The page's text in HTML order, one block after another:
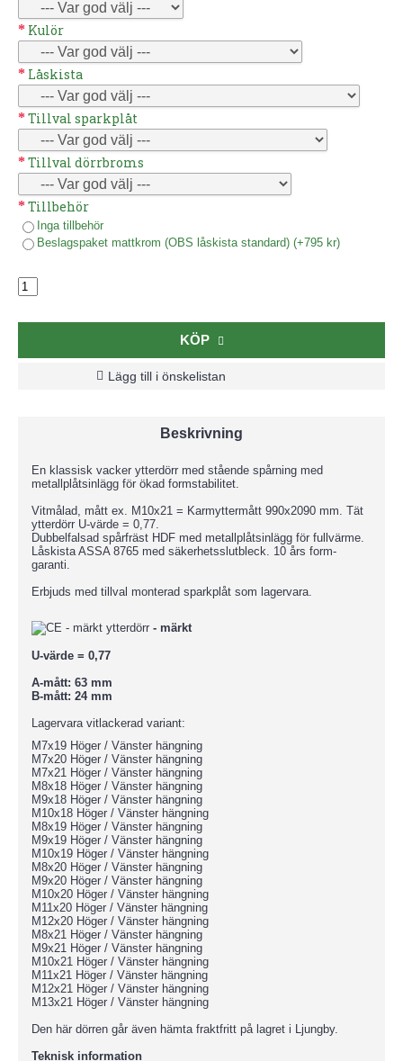
Kulör
Låskista
Tillval sparkplåt
Tillval dörrbroms
Tillbehör
Inga tillbehör
Beslagspaket mattkrom (OBS låskista standard) (+795 kr)
KÖP
Lägg till i önskelistan
Beskrivning
En klassisk vacker ytterdörr med stående spårning med
metallplåtsinlägg för ökad formstabilitet.
Vitmålad, mått ex. M10x21 = Karmyttermått 990x2090 mm. Tät
ytterdörr U-värde = 0,77.
Dubbelfalsad spårfräst HDF med metallplåtsinlägg för fullvärme.
Låskista ASSA 8765 med säkerhetsslutbleck. 10 års form-
garanti.
Erbjuds med tillval monterad sparkplåt som lagervara.
- märkt
U-värde = 0,77
A-mått: 63 mm
B-mått: 24 mm
Lagervara vitlackerad variant:
M7x19 Höger / Vänster hängning
M7x20 Höger / Vänster hängning
M7x21 Höger / Vänster hängning
M8x18 Höger / Vänster hängning
M9x18 Höger / Vänster hängning
M10x18 Höger / Vänster hängning
M8x19 Höger / Vänster hängning
M9x19 Höger / Vänster hängning
M10x19 Höger / Vänster hängning
M8x20 Höger / Vänster hängning
M9x20 Höger / Vänster hängning
M10x20 Höger / Vänster hängning
M11x20 Höger / Vänster hängning
M12x20 Höger / Vänster hängning
M8x21 Höger / Vänster hängning
M9x21 Höger / Vänster hängning
M10x21 Höger / Vänster hängning
M11x21 Höger / Vänster hängning
M12x21 Höger / Vänster hängning
M13x21 Höger / Vänster hängning
Den här dörren går även hämta fraktfritt på lagret i Ljungby.
Teknisk information